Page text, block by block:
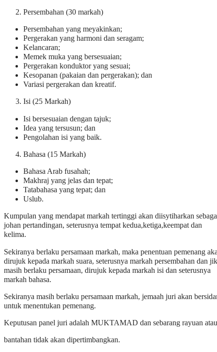
Persembahan (30 markah)
Persembahan yang meyakinkan;
Pergerakan yang harmoni dan seragam;
Kelancaran;
Memek muka yang bersesuaian;
Pergerakan konduktor yang sesuai;
Kesopanan (pakaian dan pergerakan); dan
Variasi pergerakan dan kreatif.
Isi (25 Markah)
Isi bersesuaian dengan tajuk;
Idea yang tersusun; dan
Pengolahan isi yang baik.
Bahasa (15 Markah)
Bahasa Arab fusahah;
Makhraj yang jelas dan tepat;
Tatabahasa yang tepat; dan
Uslub.
Kumpulan yang mendapat markah tertinggi akan diisytiharkan
johan pertandingan, seterusnya tempat kedua,ketiga,keempat dan
kelima.
Sekiranya berlaku persamaan markah, maka penentuan pemenang
dirujuk kepada markah suara, seterusnya markah persembahan dan
masih berlaku persamaan, dirujuk kepada markah isi dan seterusnya
markah bahasa.
Sekiranya masih berlaku persamaan markah, jemaah juri akan
untuk menentukan pemenang.
Keputusan panel juri adalah MUKTAMAD dan sebarang rayuan
bantahan tidak akan dipertimbangkan.